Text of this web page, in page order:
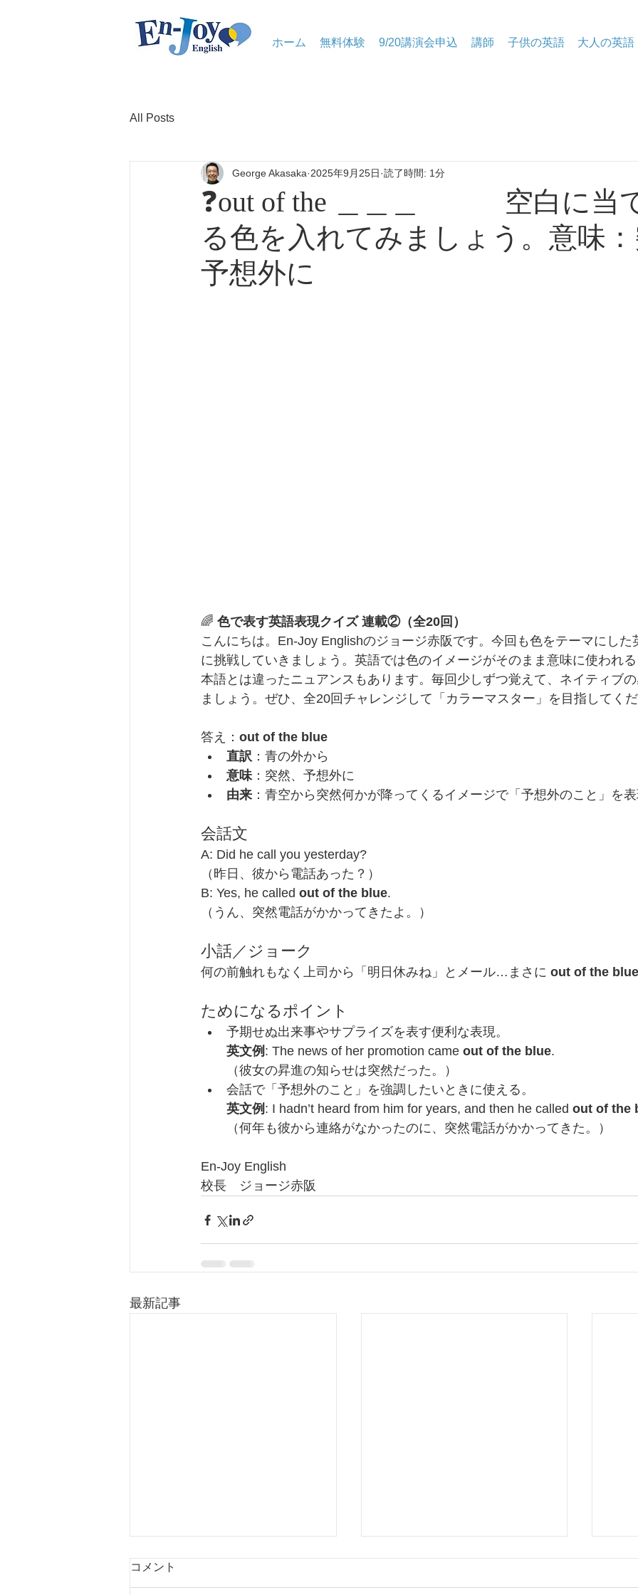
ホーム 無料体験 9/20講演会申込 講師 子供の英語 大人の英語
All Posts
❓out of the ＿＿＿ 空白に当
る色を入れてみましょう。意味：
予想外に
George Akasaka 2025年9月25日 読了時間: 1分
🌈 色で表す英語表現クイズ 連載②（全20回）
こんにちは。En-Joy Englishのジョージ赤阪です。今回も色をテーマにした
に挑戦していきましょう。英語では色のイメージがそのまま意味に使われ
本語とは違ったニュアンスもあります。毎回少しずつ覚えて、ネイティブ
ましょう。ぜひ、全20回チャレンジして「カラーマスター」を目指してくだ
答え： out of the blue
直訳 ：青の外から
意味：突然、予想外に
由来 ：青空から突然何かが降ってくるイメージで「予想外のこと」を
会話文
A: Did he call you yesterday?
（昨日、彼から電話あった？）
B: Yes, he called out of the blue.
（うん、突然電話がかかってきたよ。）
小話／ジョーク
何の前触れもなく上司から「明日休みね」とメール…まさに out of the blue
ためになるポイント
予期せぬ出来事やサプライズを表す便利な表現。
英文例 : The news of her promotion came out of the blue.
（彼女の昇進の知らせは突然だった。）
会話で「予想外のこと」を強調したいときに使える。
英文例 : I hadn’t heard from him for years, and then he called out of the
（何年も彼から連絡がなかったのに、突然電話がかかってきた。）
En-Joy English
校長　ジョージ赤阪
最新記事
コメント